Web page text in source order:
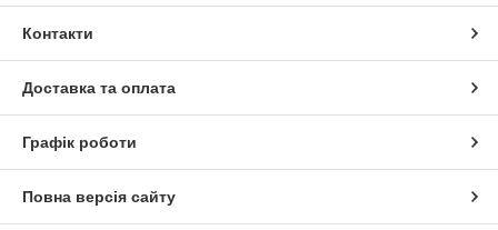
Контакти
Доставка та оплата
Графік роботи
Повна версія сайту